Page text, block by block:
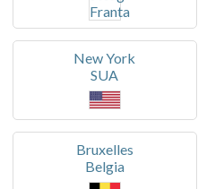
New York
SUA
Bruxelles
Belgia